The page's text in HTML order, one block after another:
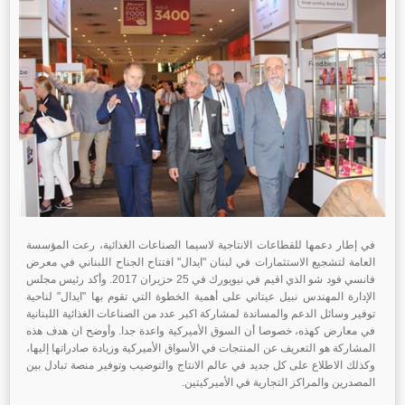
في إطار دعمها للقطاعات الانتاجية لاسيما الصناعات الغذائية، رعت المؤسسة
العامة لتشجيع الاستثمارات في لبنان "ايدال" افتتاح الجناح اللبناني في معرض
فانسي فود شو الذي اقيم في نيويورك في 25 حزيران 2017. وأكد رئيس مجلس
الإدارة المهندس نبيل عيتاني على أهمية الخطوة التي تقوم بها "ايدال" لناحية
توفير وسائل الدعم والمساندة لمشاركة اكبر عدد من الصناعات الغذائية اللبنانية
في معارض كهذه، خصوصا أن السوق الأميركية واعدة جدا. وأوضح ان هدف هذه
المشاركة هو التعريف عن المنتجات في الأسواق الأميركية وزيادة صادراتها إليها،
وكذلك الاطلاع على كل جديد في عالم الانتاج والتوضيب وتوفير منصة تبادل بين
المصدرين والمراكز التجارية في الأميركيتين.